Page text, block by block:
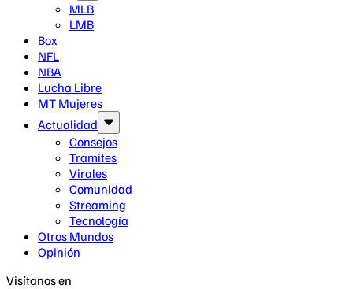
MLB
LMB
Box
NFL
NBA
Lucha Libre
MT Mujeres
Actualidad
Consejos
Trámites
Virales
Comunidad
Streaming
Tecnología
Otros Mundos
Opinión
Visítanos en